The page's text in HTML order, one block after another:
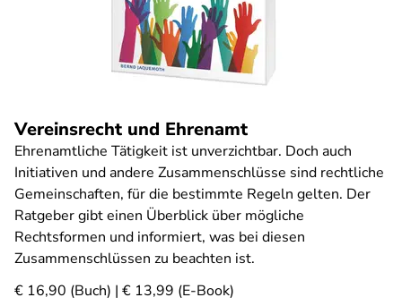
Vereinsrecht und Ehrenamt
Ehrenamtliche Tätigkeit ist unverzichtbar. Doch auch
Initiativen und andere Zusammenschlüsse sind rechtliche
Gemeinschaften, für die bestimmte Regeln gelten. Der
Ratgeber gibt einen Überblick über mögliche
Rechtsformen und informiert, was bei diesen
Zusammenschlüssen zu beachten ist.
€ 16,90 (Buch) | € 13,99 (E-Book)